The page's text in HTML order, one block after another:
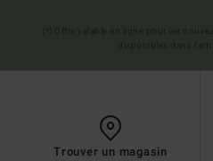
Trouver un magasin